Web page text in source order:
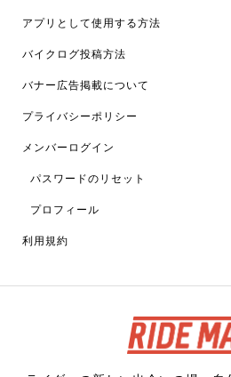
アプリとして使用する方法
バイクログ投稿方法
バナー広告掲載について
プライバシーポリシー
メンバーログイン
パスワードのリセット
プロフィール
利用規約